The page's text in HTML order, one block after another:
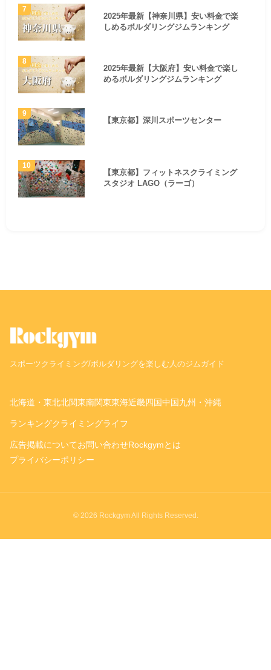
2025年最新【神奈川県】安い料金で楽
しめるボルダリングジムランキング
2025年最新【大阪府】安い料金で楽し
めるボルダリングジムランキング
【東京都】深川スポーツセンター
【東京都】フィットネスクライミング
スタジオ LAGO（ラーゴ）
スポーツクライミング/ボルダリングを楽しむ人のジムガイド
北海道・東北北関東南関東東海近畿四国中国九州・沖縄
ランキングクライミングライフ
広告掲載についてお問い合わせRockgymとは
プライバシーポリシー
© 2026 Rockgym All Rights Reserved.